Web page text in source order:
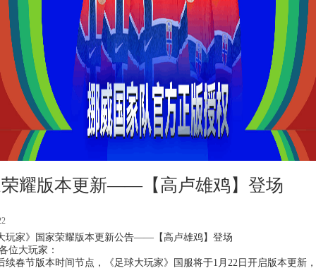
耀版本更新——【高卢雄鸡】登场
玩家》国家荣耀版本更新公告——【高卢雄鸡】登场
位大玩家：
续春节版本时间节点，《足球大玩家》国服将于1月22日 开启版本更新